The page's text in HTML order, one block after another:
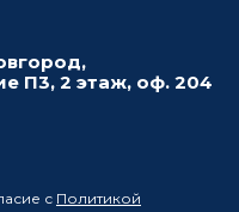
П3, 2 этаж, оф. 204
с Политикой